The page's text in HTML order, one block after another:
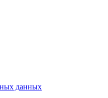
данных